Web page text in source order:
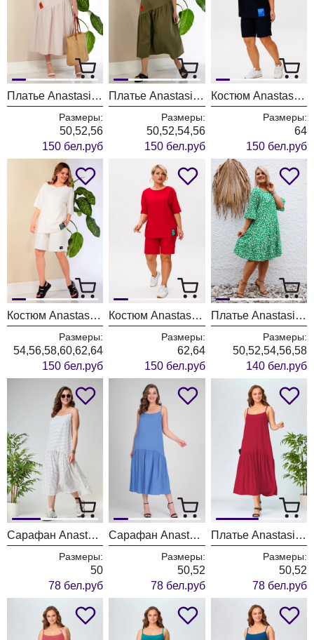
Платье Anastasia 1221 пудровое
Размеры:
50,52,56
150 бел.руб
Платье Anastasia 1221 оливковый
Размеры:
50,52,54,56
150 бел.руб
Костюм Anastasia 1220/темно-синий
Размеры:
64
150 бел.руб
Костюм Anastasia 1220/молочный
Размеры:
54,56,58,60,62,64
150 бел.руб
Костюм Anastasia 1220/красный
Размеры:
62,64
150 бел.руб
Платье Anastasia 1111/зеленый
Размеры:
50,52,54,56,58
140 бел.руб
Сарафан Anastasia 878/молочный
Размеры:
50
78 бел.руб
Сарафан Anastasia 879/василек
Размеры:
50,52
78 бел.руб
Платье Anastasia 884/малина
Размеры:
50,52
78 бел.руб